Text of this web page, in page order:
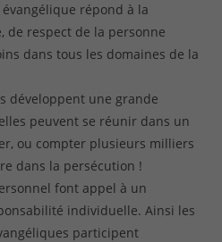
répond à la
de respect de la personne
dans tous les domaines de la
développent une grande
peuvent se réunir dans un
ou compter plusieurs milliers
dans la persécution !
font appel à un
individuelle. Ainsi les
participent